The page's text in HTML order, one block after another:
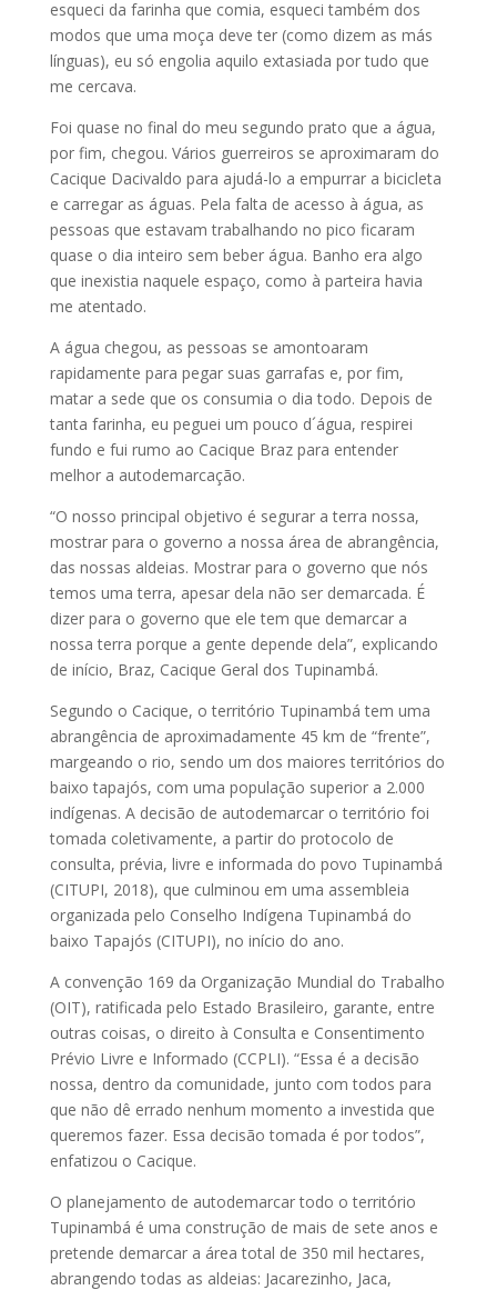
esqueci da farinha que comia, esqueci também dos
modos que uma moça deve ter (como dizem as más
línguas), eu só engolia aquilo extasiada por tudo que
me cercava.
Foi quase no final do meu segundo prato que a água,
por fim, chegou. Vários guerreiros se aproximaram do
Cacique Dacivaldo para ajudá-lo a empurrar a bicicleta
e carregar as águas. Pela falta de acesso à água, as
pessoas que estavam trabalhando no pico ficaram
quase o dia inteiro sem beber água. Banho era algo
que inexistia naquele espaço, como à parteira havia
me atentado.
A água chegou, as pessoas se amontoaram
rapidamente para pegar suas garrafas e, por fim,
matar a sede que os consumia o dia todo. Depois de
tanta farinha, eu peguei um pouco d´água, respirei
fundo e fui rumo ao Cacique Braz para entender
melhor a autodemarcação.
“O nosso principal objetivo é segurar a terra nossa,
mostrar para o governo a nossa área de abrangência,
das nossas aldeias. Mostrar para o governo que nós
temos uma terra, apesar dela não ser demarcada. É
dizer para o governo que ele tem que demarcar a
nossa terra porque a gente depende dela”, explicando
de início, Braz, Cacique Geral dos Tupinambá.
Segundo o Cacique, o território Tupinambá tem uma
abrangência de aproximadamente 45 km de “frente”,
margeando o rio, sendo um dos maiores territórios do
baixo tapajós, com uma população superior a 2.000
indígenas. A decisão de autodemarcar o território foi
tomada coletivamente, a partir do protocolo de
consulta, prévia, livre e informada do povo Tupinambá
(CITUPI, 2018), que culminou em uma assembleia
organizada pelo Conselho Indígena Tupinambá do
baixo Tapajós (CITUPI), no início do ano.
A convenção 169 da Organização Mundial do Trabalho
(OIT), ratificada pelo Estado Brasileiro, garante, entre
outras coisas, o direito à Consulta e Consentimento
Prévio Livre e Informado (CCPLI). “Essa é a decisão
nossa, dentro da comunidade, junto com todos para
que não dê errado nenhum momento a investida que
queremos fazer. Essa decisão tomada é por todos”,
enfatizou o Cacique.
O planejamento de autodemarcar todo o território
Tupinambá é uma construção de mais de sete anos e
pretende demarcar a área total de 350 mil hectares,
abrangendo todas as aldeias: Jacarezinho, Jaca,